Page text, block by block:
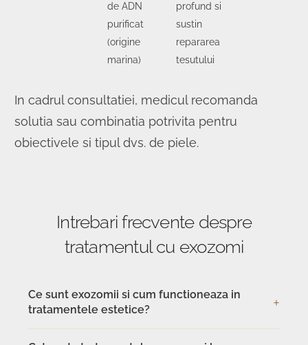
de ADN
purificat
(origine
marina)
profund si
sustin
repararea
tesutului
In cadrul consultatiei, medicul recomanda
solutia sau combinatia potrivita pentru
obiectivele si tipul dvs. de piele.
Intrebari frecvente despre
tratamentul cu exozomi
Ce sunt exozomii si cum functioneaza in
tratamentele estetice?